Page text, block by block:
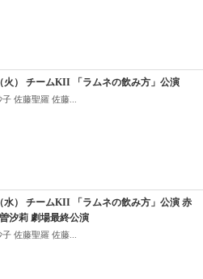
火） チームKII 「ラムネの飲み方」公演
佐藤聖羅 佐藤...
水） チームKII 「ラムネの飲み方」公演 赤
汐莉 劇場最終公演
佐藤聖羅 佐藤...